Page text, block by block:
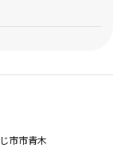
市市青木